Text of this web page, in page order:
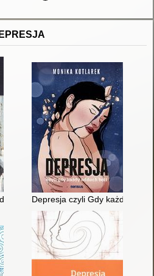
: poradnik dla rodziców
Depresja czyli Gdy każdy